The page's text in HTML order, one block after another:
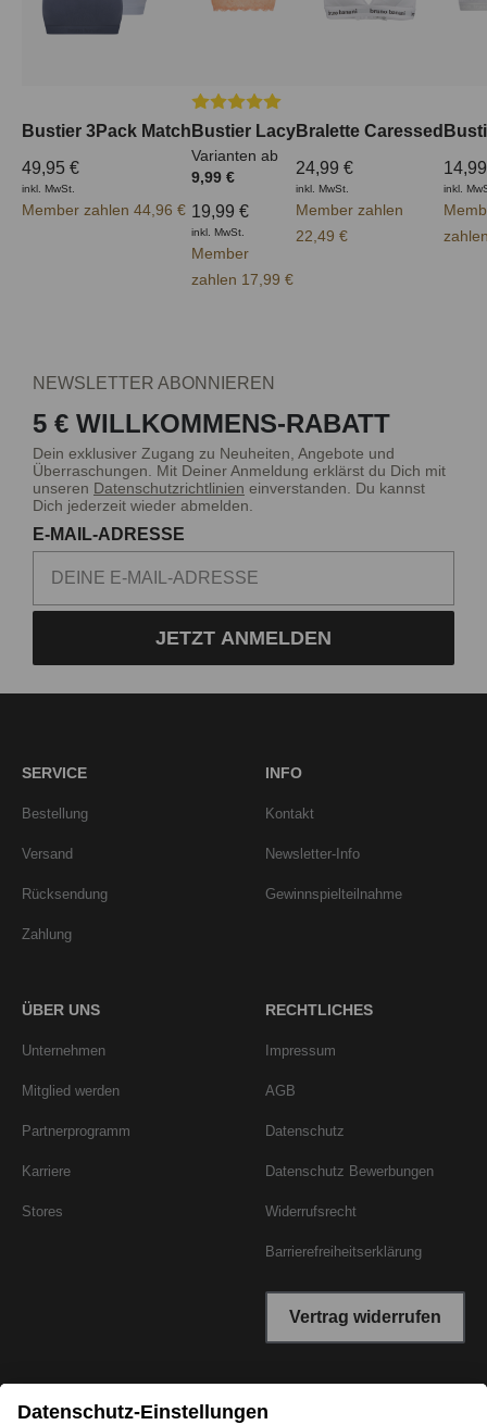
Bustier 3Pack Match
49,95 €
inkl. MwSt.
Member zahlen 44,96 €
Durchschnittliche Bewertung von 5
Bustier Lacy
Varianten ab
9,99 €
19,99 €
inkl. MwSt.
Member
zahlen 17,99 €
Bralette Caressed
24,99 €
inkl. MwSt.
Member zahlen
22,49 €
inkl.
NEWSLETTER ABONNIEREN
5 € WILLKOMMENS-RABATT
Dein exklusiver Zugang zu Neuheiten, Angebote und
Überraschungen. Mit Deiner Anmeldung erklärst du Dich mit
unseren Datenschutzrichtlinien einverstanden. Du kannst
Dich jederzeit wieder abmelden.
E-MAIL-ADRESSE
JETZT ANMELDEN
SERVICE
Bestellung
Versand
Rücksendung
Zahlung
INFO
Kontakt
Newsletter-Info
Gewinnspielteilnahme
ÜBER UNS
Unternehmen
Mitglied werden
Partnerprogramm
Karriere
Stores
RECHTLICHES
Impressum
AGB
Datenschutz
Datenschutz Bewerbungen
Widerrufsrecht
Barrierefreiheitserklärung
Vertrag widerrufen